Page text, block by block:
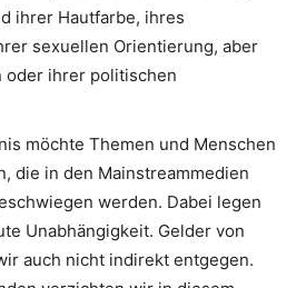
ihrer Hautfarbe, ihres
sexuellen Orientierung, aber
oder ihrer politischen
möchte Themen und Menschen
die in den Mainstreammedien
werden. Dabei legen
Unabhängigkeit. Gelder von
auch nicht indirekt entgegen.